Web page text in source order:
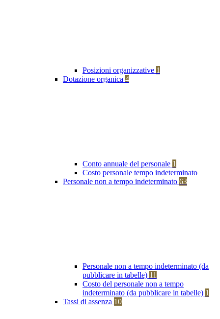
Posizioni organizzative 1
Dotazione organica 4
Conto annuale del personale 1
Costo personale tempo indeterminato
Personale non a tempo indeterminato 63
Personale non a tempo indeterminato (da
pubblicare in tabelle) 11
Costo del personale non a tempo
indeterminato (da pubblicare in tabelle) 1
Tassi di assenza 10